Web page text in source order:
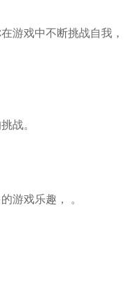
游戏中不断挑战自我，
战。
游戏乐趣， 。